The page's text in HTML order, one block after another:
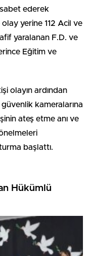
ederek
olay yerine 112 Acil ve
yaralanan F.D. ve
Eğitim ve
olayın ardından
kameralarına
ateş etme anı ve
başlattı.
Hükümlü